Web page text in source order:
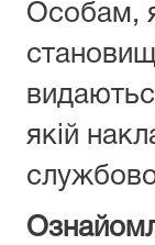
Особам,
якій